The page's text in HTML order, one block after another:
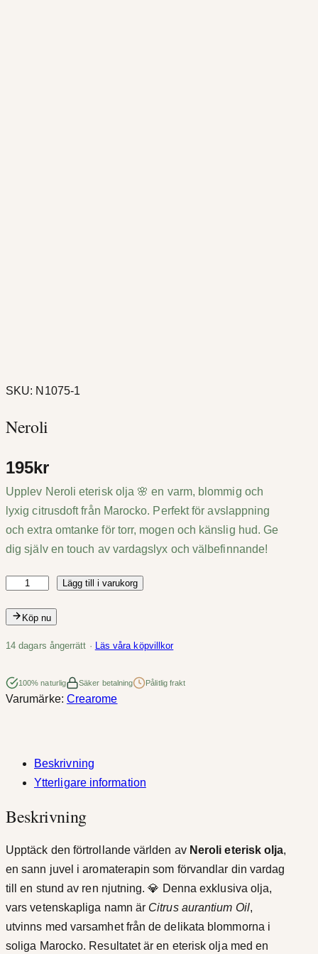
SKU: N1075-1
Neroli
195kr
Upplev Neroli eterisk olja 🌸 en varm, blommig och
lyxig citrusdoft från Marocko. Perfekt för avslappning
och extra omtanke för torr, mogen och känslig hud. Ge
dig själv en touch av vardagslyx och välbefinnande!
r
o
i
m
Lägg till i varukorg
Köp nu
14 dagars ångerrätt · Läs våra köpvillkor
100% naturlig Säker betalning Pålitlig frakt
Varumärke: Crearome
Beskrivning
Ytterligare information
Beskrivning
Upptäck den förtrollande världen av Neroli eterisk olja,
en sann juvel i aromaterapin som förvandlar din vardag
till en stund av ren njutning. 💎 Denna exklusiva olja,
vars vetenskapliga namn är Citrus aurantium Oil,
utvinns med varsamhet från de delikata blommorna i
soliga Marocko. Resultatet är en eterisk olja med en